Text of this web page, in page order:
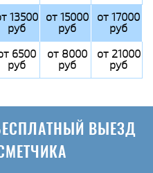
13500
руб
от 15000
руб
от 17000
руб
6500
руб
от 8000
руб
от 21000
руб
ВЫЕЗД